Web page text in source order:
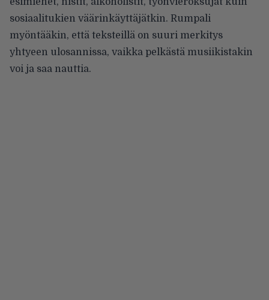
sosiaalitukien väärinkäyttäjätkin. Rumpali
myöntääkin, että teksteillä on suuri merkitys
yhtyeen ulosannissa, vaikka pelkästä musiikistakin
voi ja saa nauttia.